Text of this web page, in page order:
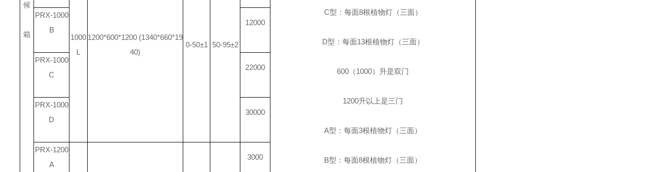
候
箱
C型：每面8根植物灯（三面）
D型：每面13根植物灯（三面）
600 （1000）升是双门
1200升以上是三门
A型：每面3根植物灯（三面）
B型：每面8根植物灯（三面）
1000
L
1200*600*1200 (1340*660*19
40)
0-50±1 50-95±2
PRX-1000
B
12000
PRX-1000
C
22000
PRX-1000
D
30000
PRX-1200
A
3000